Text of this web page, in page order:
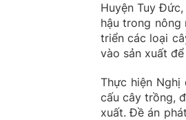
Huyện Tuy
hậu trong nông
triển các loại
vào sản xuất
Thực hiện Nghị
cấu cây trồng,
xuất. Đề án